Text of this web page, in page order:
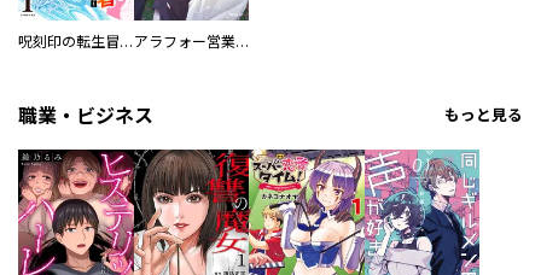
呪刻印の転生冒険者 ～最強賢者、自由に生きる～ アラフォー営業マン、異世界に起つ！
職業・ビジネス もっと見る